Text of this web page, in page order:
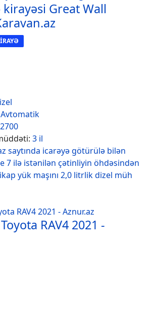
kirayəsi Great Wall
Avtomatik
2700
3 il
saytında icarəyə götürülə bilən
7 ilə istənilən çətinliyin öhdəsindən
yük maşını 2,0 litrlik dizel müh
RAV4 2021 -